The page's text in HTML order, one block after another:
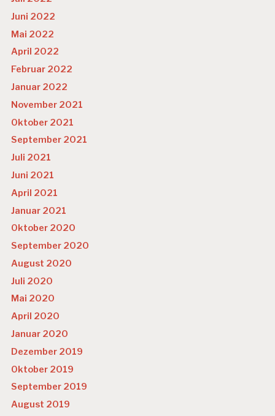
Juni 2022
Mai 2022
April 2022
Februar 2022
Januar 2022
November 2021
Oktober 2021
September 2021
Juli 2021
Juni 2021
April 2021
Januar 2021
Oktober 2020
September 2020
August 2020
Juli 2020
Mai 2020
April 2020
Januar 2020
Dezember 2019
Oktober 2019
September 2019
August 2019